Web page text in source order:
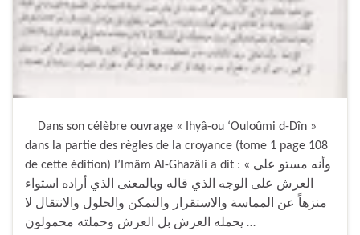
Dans son célèbre ouvrage « Ihyâ-ou ‘Ouloûmi d-Dîn »
dans la partie des règles de la croyance (tome 1 page 108
de cette édition) l’Imâm Al-Ghazâli a dit : « وأنه مستو على
العرش على الوجه الذي قاله وبالمعنى الذي أراده استواء
منزهاً عن المماسة والاستقرار والتمكن والحلول والانتقال لا
يحمله العرش بل العرش وحملته محمولون …